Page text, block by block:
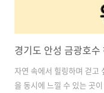
자연 속에서 힐링하며 걷고
을 동시에 느낄 수 있는 곳